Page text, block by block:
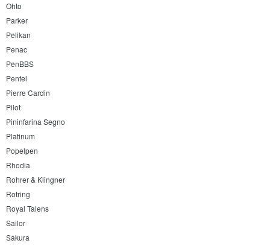
Ohto
Parker
Pelikan
Penac
PenBBS
Pentel
Pierre Cardin
Pilot
Pininfarina Segno
Platinum
Popelpen
Rhodia
Rohrer & Klingner
Rotring
Royal Talens
Sailor
Sakura